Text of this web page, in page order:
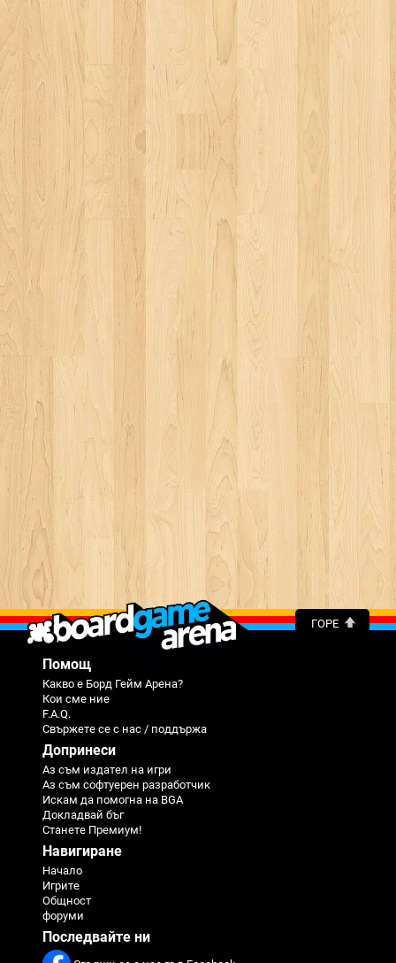
ГОРЕ
Помощ
Какво е Борд Гейм Арена?
Кои сме ние
F.A.Q.
Свържете се с нас / поддържа
Допринеси
Аз съм издател на игри
Аз съм софтуерен разработчик
Искам да помогна на BGA
Докладвай бъг
Станете Премиум!
Навигиране
Начало
Игрите
Общност
форуми
Последвайте ни